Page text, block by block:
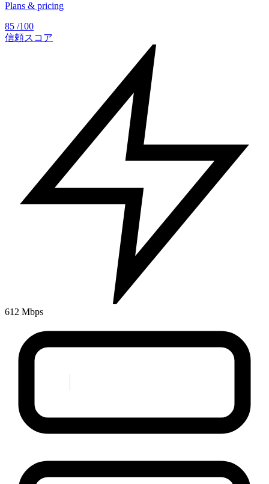
Plans & pricing
85 /100
信頼スコア
612 Mbps